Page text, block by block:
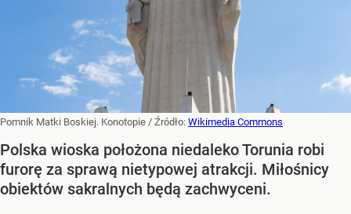
Pomnik Matki Boskiej. Konotopie / Źródło: Wikimedia Commons
Polska wioska położona niedaleko Torunia robi
furorę za sprawą nietypowej atrakcji. Miłośnicy
obiektów sakralnych będą zachwyceni.